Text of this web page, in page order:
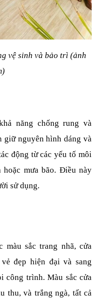
vệ sinh và bảo trì (ảnh
năng chống rung và
giữ nguyên hình dáng và
động từ các yếu tố môi
mưa bão. Điều này
sử dụng.
sắc trang nhã, cửa
đẹp hiện đại và sang
công trình. Màu sắc cửa
thu, và trắng ngà, tất cả